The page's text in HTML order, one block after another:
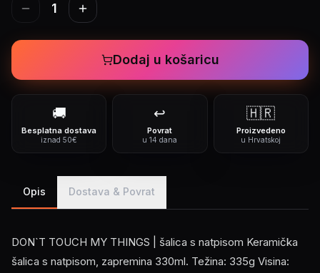
1
Dodaj u košaricu
🚚
Besplatna dostava
iznad 50€
↩️
Povrat
u 14 dana
🇭🇷
Proizvedeno
u Hrvatskoj
Opis Dostava & Povrat
DON`T TOUCH MY THINGS | šalica s natpisom Keramička
šalica s natpisom, zapremina 330ml. Težina: 335g Visina: